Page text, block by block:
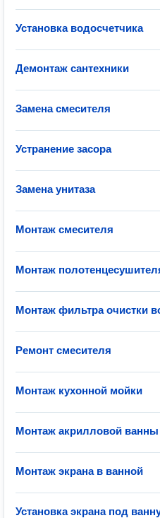
Установка водосчетчика
Демонтаж сантехники
Замена смесителя
Устранение засора
Замена унитаза
Монтаж смесителя
Монтаж
Монтаж фильтра очистки
Ремонт смесителя
Монтаж кухонной мойки
Монтаж акрилловой ванны
Монтаж экрана в ванной
Установка экрана под